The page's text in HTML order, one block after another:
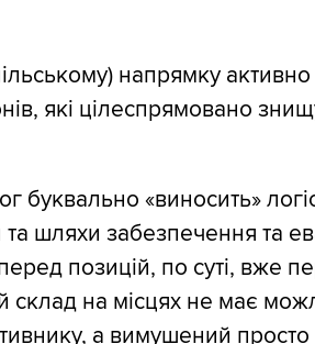
напрямку активно
які цілеспрямовано
буквально «виносить»
шляхи забезпечення та
позицій, по суті, вже
склад на місцях не має
а вимушений просто